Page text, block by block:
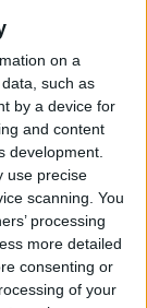
on a
such as
by a device for
and content
development.
use precise
scanning. You
processing
more detailed
consenting or
of your
petició
cap
la
d’Eivissa
serà
de jutjar,
haver-la
estat